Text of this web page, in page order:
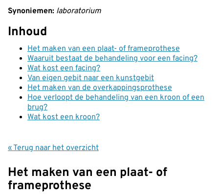
Synoniemen: laboratorium
Inhoud
Het maken van een plaat- of frameprothese
Waaruit bestaat de behandeling voor een facing?
Wat kost een facing?
Van eigen gebit naar een kunstgebit
Het maken van de overkappingsprothese
Hoe verloopt de behandeling van een kroon of een
brug?
Wat kost een kroon?
« Terug naar het overzicht
Het maken van een plaat- of
frameprothese